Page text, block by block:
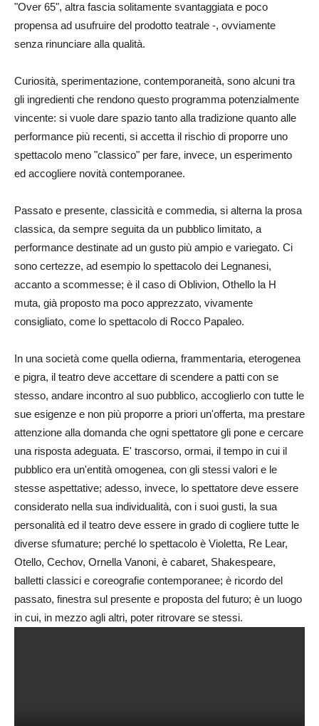
"Over 65", altra fascia solitamente svantaggiata e poco
propensa ad usufruire del prodotto teatrale -, ovviamente
senza rinunciare alla qualità.
Curiosità, sperimentazione, contemporaneità, sono alcuni tra
gli ingredienti che rendono questo programma potenzialmente
vincente: si vuole dare spazio tanto alla tradizione quanto alle
performance più recenti, si accetta il rischio di proporre uno
spettacolo meno "classico" per fare, invece, un esperimento
ed accogliere novità contemporanee.
Passato e presente, classicità e commedia, si alterna la prosa
classica, da sempre seguita da un pubblico limitato, a
performance destinate ad un gusto più ampio e variegato. Ci
sono certezze, ad esempio lo spettacolo dei Legnanesi,
accanto a scommesse; è il caso di Oblivion, Othello la H
muta, già proposto ma poco apprezzato, vivamente
consigliato, come lo spettacolo di Rocco Papaleo.
In una società come quella odierna, frammentaria, eterogenea
e pigra, il teatro deve accettare di scendere a patti con se
stesso, andare incontro al suo pubblico, accoglierlo con tutte le
sue esigenze e non più proporre a priori un'offerta, ma prestare
attenzione alla domanda che ogni spettatore gli pone e cercare
una risposta adeguata. E' trascorso, ormai, il tempo in cui il
pubblico era un'entità omogenea, con gli stessi valori e le
stesse aspettative; adesso, invece, lo spettatore deve essere
considerato nella sua individualità, con i suoi gusti, la sua
personalità ed il teatro deve essere in grado di cogliere tutte le
diverse sfumature; perché lo spettacolo è Violetta, Re Lear,
Otello, Cechov, Ornella Vanoni, è cabaret, Shakespeare,
balletti classici e coreografie contemporanee; è ricordo del
passato, finestra sul presente e proposta del futuro; è un luogo
in cui, in mezzo agli altri, poter ritrovare se stessi.